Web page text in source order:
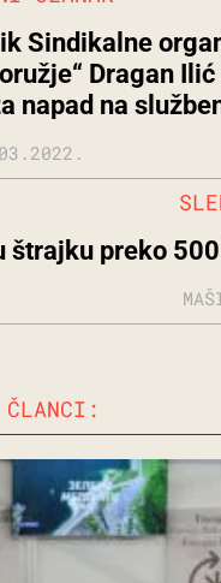
Sindikalne
Dragan
napad na
štrajku preko
ČLANCI: